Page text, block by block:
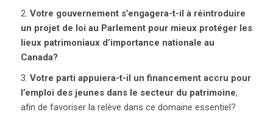
Votre gouvernement s’engagera-t-il à réintroduire
un projet de loi au Parlement pour mieux protéger les
lieux patrimoniaux d’importance nationale au
Canada?
Votre parti appuiera-t-il un financement accru pour
l’emploi des jeunes dans le secteur du patrimoine,
afin de favoriser la relève dans ce domaine essentiel?